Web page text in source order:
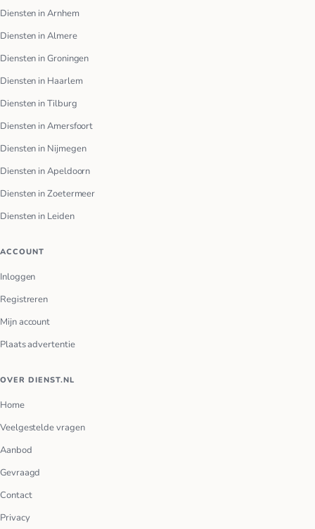
Diensten in Arnhem
Diensten in Almere
Diensten in Groningen
Diensten in Haarlem
Diensten in Tilburg
Diensten in Amersfoort
Diensten in Nijmegen
Diensten in Apeldoorn
Diensten in Zoetermeer
Diensten in Leiden
ACCOUNT
Inloggen
Registreren
Mijn account
Plaats advertentie
OVER DIENST.NL
Home
Veelgestelde vragen
Aanbod
Gevraagd
Contact
Privacy